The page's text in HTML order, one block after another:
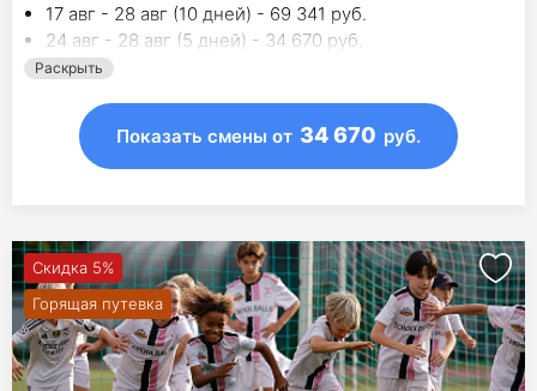
17 авг - 28 авг (10 дней) - 69 341 руб.
24 авг - 28 авг (5 дней) - 34 670 руб.
Раскрыть
Показать смены от 34 670 руб.
Скидка 5%
Горящая путевка